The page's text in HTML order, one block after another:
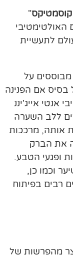
קוסמטיקס"
לתעשיית
על
בסיס אם הפנינה
אנטי אייג'יננ
ללב השערה
אותה, מרככות
את הברק
ופגעי הטבע.
וכמו כן,
רבים בפיתוח
מהפרשות של